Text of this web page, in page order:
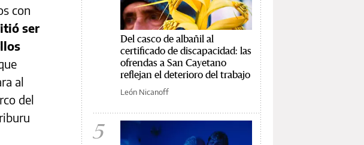
con
ser
al
del
Del casco de albañil al
certificado de discapacidad: las
ofrendas a San Cayetano
reflejan el deterioro del trabajo
León Nicanoff
5